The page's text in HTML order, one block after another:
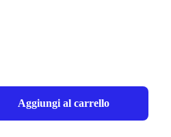
Aggiungi al carrello